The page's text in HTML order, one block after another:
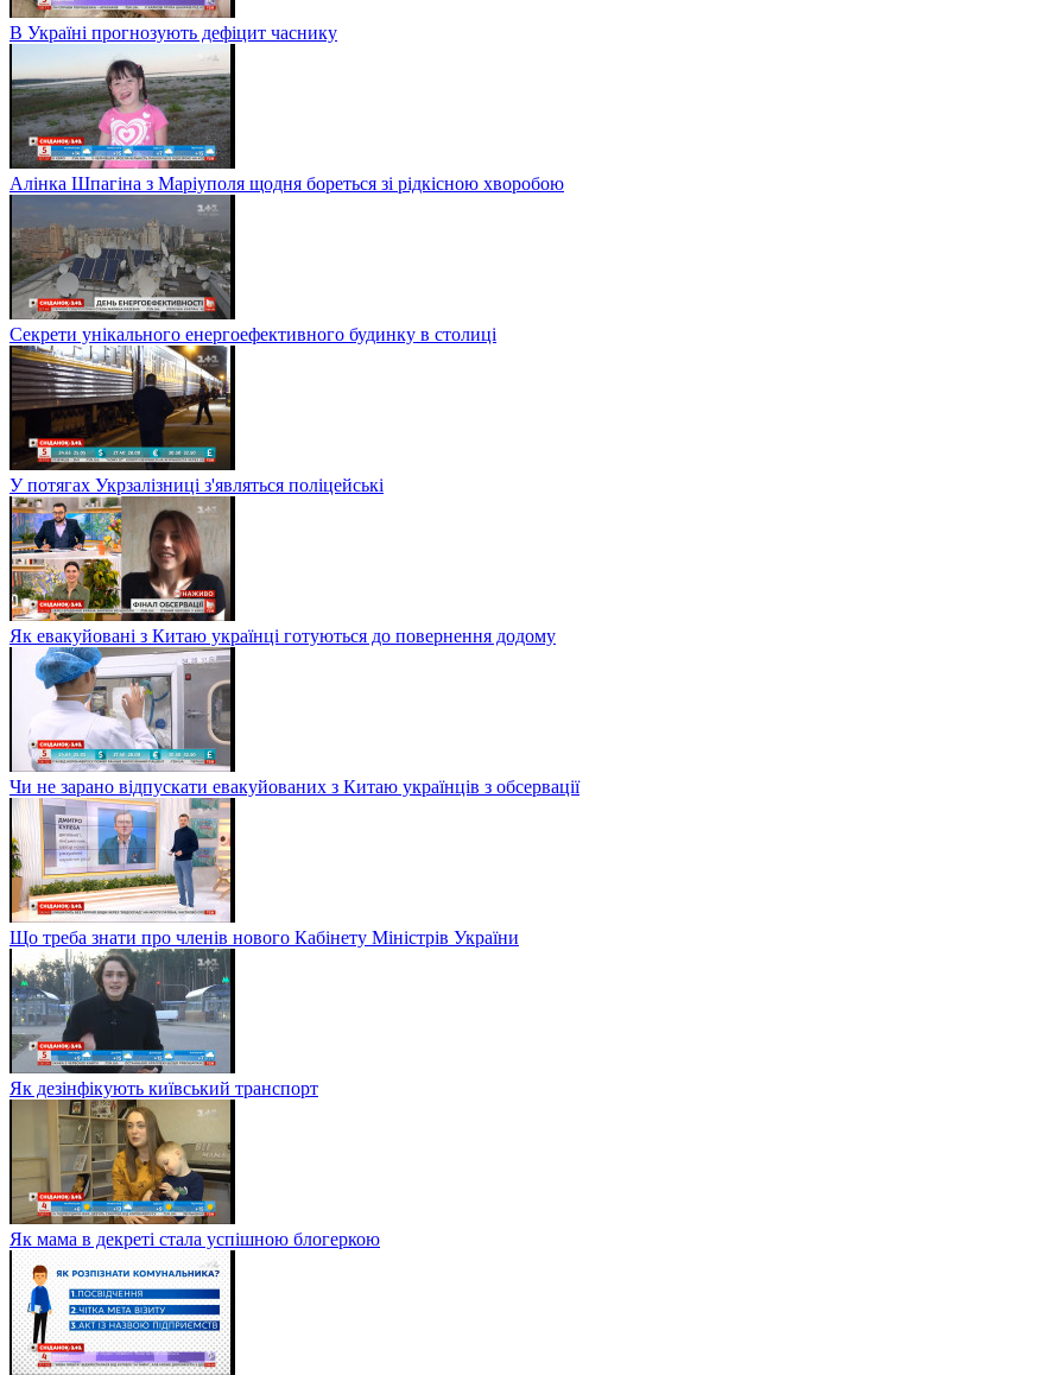
В Україні прогнозують дефіцит часнику
Алінка Шпагіна з Маріуполя щодня бореться зі рідкісною хворобою
Секрети унікального енергоефективного будинку в столиці
У потягах Укрзалізниці з'являться поліцейські
Як евакуйовані з Китаю українці готуються до повернення додому
Чи не зарано відпускати евакуйованих з Китаю українців з обсервації
Що треба знати про членів нового Кабінету Міністрів України
Як дезінфікують київський транспорт
Як мама в декреті стала успішною блогеркою